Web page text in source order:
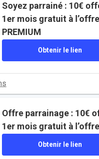
Soyez parrainé : 10€
1er mois gratuit à
PREMIUM
Obtenir le lien
Offre parrainage : 10€
1er mois gratuit à
Obtenir le lien